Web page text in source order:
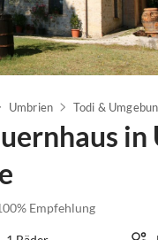
Umbrien Todi &
in
Empfehlung